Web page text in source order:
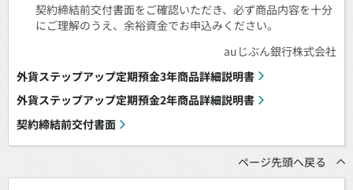
契約締結前交付書面をご確認いただき、必ず商品内容を十分
にご理解のうえ、余裕資金でお申込みください。
auじぶん銀行株式会社
外貨ステップアップ定期預金3年商品詳細説明書
外貨ステップアップ定期預金2年商品詳細説明書
契約締結前交付書面
ページ先頭へ戻る